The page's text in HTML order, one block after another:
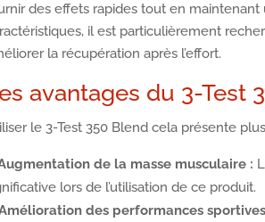
des effets rapides tout en
il est particulièrement
la récupération après l’effort.
avantages du 3-Test
le 3-Test 350 Blend cela présente
de la masse musculaire :
lors de l’utilisation de ce produit.
des performances